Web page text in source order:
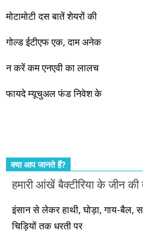
जबरदस्त प्रगति के साल होने जा रहे
आएंगे। दूसरे आपको बस उल्लू बनाएंगे।
और सत्यनिष्ठा से आपके लिए निवेश के
कर्महीन नर पावत नाहीं। आपके
मोटामोटी दस बातें शेयरों की
गोल्ड ईटीएफ एक, दाम अनेक
न करें कम एनएवी का लालच
फायदे म्यूचुअल फंड निवेश के
क्या आप जानते हैं?
हमारी आंखें बैक्टीरिया के जीन की
इंसान से लेकर हाथी, घोड़ा, गाय-बैल,
चिड़ियों तक धरती पर